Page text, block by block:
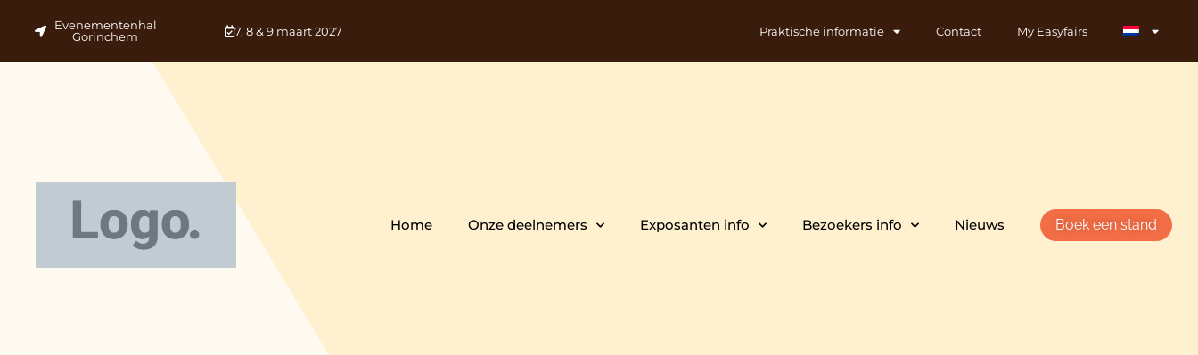
Evenementenhal
Gorinchem
7, 8 & 9 maart 2027 Praktische informatie Contact My Easyfairs
Home Onze deelnemers Exposanten info Bezoekers info Nieuws Boek een stand